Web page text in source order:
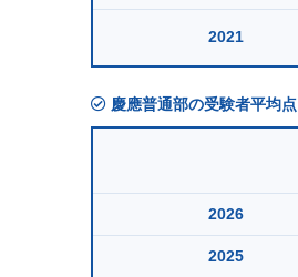
2021
慶應普通部の受験者平均点
2026
2025